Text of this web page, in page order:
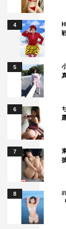
4
5
6
7
8